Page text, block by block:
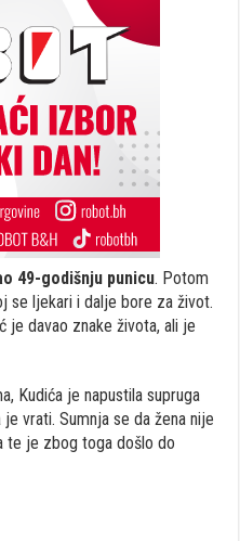
49-godišnju punicu. Potom
se ljekari i dalje bore za život.
je davao znake života, ali je
Kudića je napustila supruga
vrati. Sumnja se da žena nije
te je zbog toga došlo do